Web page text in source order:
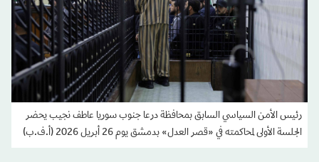
رئيس الأمن السياسي السابق بمحافظة درعا جنوب سوريا عاطف نجيب يحضر
الجلسة الأولى لمحاكمته في «قصر العدل» بدمشق يوم 26 أبريل 2026 (أ.ف.ب)